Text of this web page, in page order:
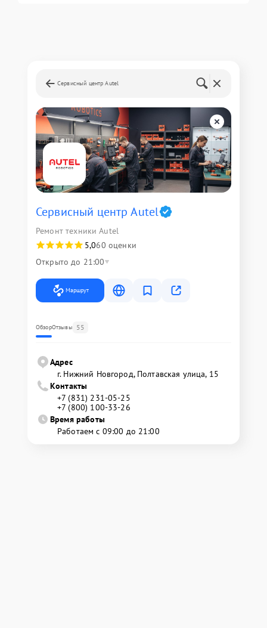
Сервисный центр Autel
Сервисный центр Autel
Ремонт техники Autel
5,060 оценки
Открыто до 21:00
Маршрут
ОбзорОтзывы 55
Адрес
г. Нижний Новгород, Полтавская улица, 15
Контакты
+7 (831) 231-05-25
+7 (800) 100-33-26
Время работы
Работаем с 09:00 до 21:00